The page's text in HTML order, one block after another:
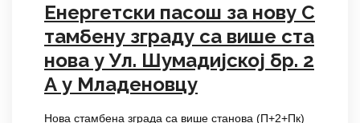
Енергетски пасош за нову С
тамбену зграду са више ста
нова у Ул. Шумадијској бр. 2
А у Младеновцу
Нова стамбена зграда са више станова (П+2+Пк)